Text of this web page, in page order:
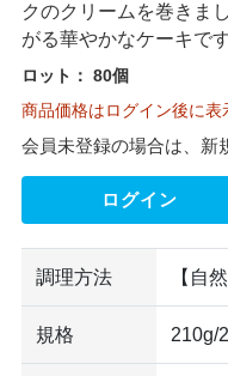
クのクリームを巻きま
がる華やかなケーキです
ロット： 80個
商品価格はログイン後に表
会員未登録の場合は、新
ログイン
調理方法 【自
規格 210g/